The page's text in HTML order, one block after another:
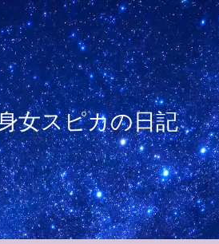
女スピカの日記